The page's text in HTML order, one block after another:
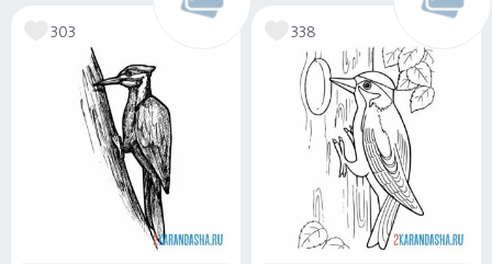
303 338